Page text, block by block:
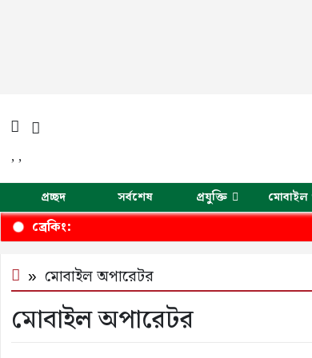
, ,
প্রচ্ছদ সর্বশেষ প্রযুক্তি মোবাইল
ব্রেকিং:
মোবাইল অপারেটর
মোবাইল অপারেটর